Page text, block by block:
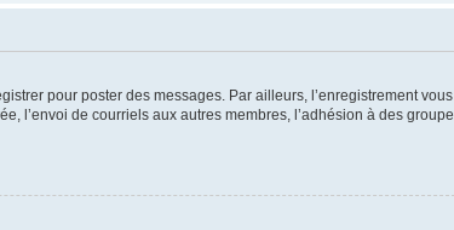
pour poster des messages. Par ailleurs, l’enregistrement
l’envoi de courriels aux autres membres, l’adhésion à des